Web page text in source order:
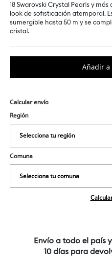
18 Swarovski Crystal Pearls y
look de sofisticación atemporal.
sumergible hasta 50 m y se
cristal.
Calcular envío
Región
Comuna
Envío a todo el país
10 días para